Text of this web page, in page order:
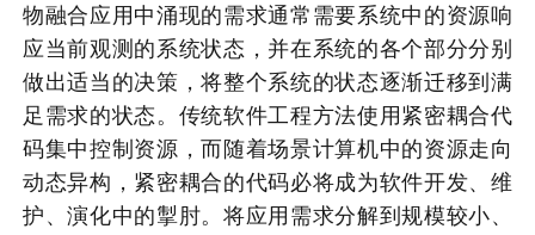
物融合应用中涌现的需求通常需要系统中的资源响
应当前观测的系统状态，并在系统的各个部分分别
做出适当的决策，将整个系统的状态逐渐迁移到满
足需求的状态。传统软件工程方法使用紧密耦合代
码集中控制资源，而随着场景计算机中的资源走向
动态异构，紧密耦合的代码必将成为软件开发、维
护、演化中的掣肘。将应用需求分解到规模较小、